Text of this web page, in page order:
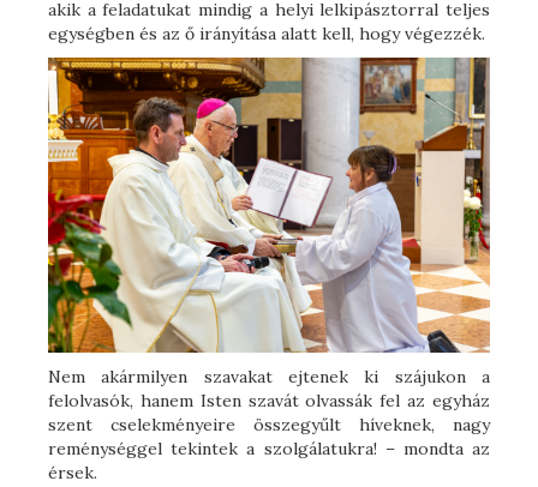
akik a feladatukat mindig a helyi lelkipásztorral teljes
egységben és az ő irányítása alatt kell, hogy végezzék.
Nem akármilyen szavakat ejtenek ki szájukon a
felolvasók, hanem Isten szavát olvassák fel az egyház
szent cselekményeire összegyűlt híveknek, nagy
reménységgel tekintek a szolgálatukra! – mondta az
érsek.